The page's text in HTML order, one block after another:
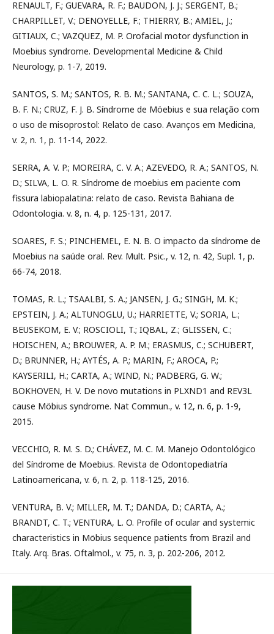
RENAULT, F.; GUEVARA, R. F.; BAUDON, J. J.; SERGENT, B.;
CHARPILLET, V.; DENOYELLE, F.; THIERRY, B.; AMIEL, J.;
GITIAUX, C.; VAZQUEZ, M. P. Orofacial motor dysfunction in
Moebius syndrome. Developmental Medicine & Child
Neurology, p. 1-7, 2019.
SANTOS, S. M.; SANTOS, R. B. M.; SANTANA, C. C. L.; SOUZA,
B. F. N.; CRUZ, F. J. B. Síndrome de Möebius e sua relação com
o uso de misoprostol: Relato de caso. Avanços em Medicina,
v. 2, n. 1, p. 11-14, 2022.
SERRA, A. V. P.; MOREIRA, C. V. A.; AZEVEDO, R. A.; SANTOS, N.
D.; SILVA, L. O. R. Síndrome de moebius em paciente com
fissura labiopalatina: relato de caso. Revista Bahiana de
Odontologia. v. 8, n. 4, p. 125-131, 2017.
SOARES, F. S.; PINCHEMEL, E. N. B. O impacto da síndrome de
Moebius na saúde oral. Rev. Mult. Psic., v. 12, n. 42, Supl. 1, p.
66-74, 2018.
TOMAS, R. L.; TSAALBI, S. A.; JANSEN, J. G.; SINGH, M. K.;
EPSTEIN, J. A.; ALTUNOGLU, U.; HARRIETTE, V.; SORIA, L.;
BEUSEKOM, E. V.; ROSCIOLI, T.; IQBAL, Z.; GLISSEN, C.;
HOISCHEN, A.; BROUWER, A. P. M.; ERASMUS, C.; SCHUBERT,
D.; BRUNNER, H.; AYTÉS, A. P.; MARIN, F.; AROCA, P.;
KAYSERILI, H.; CARTA, A.; WIND, N.; PADBERG, G. W.;
BOKHOVEN, H. V. De novo mutations in PLXND1 and REV3L
cause Möbius syndrome. Nat Commun., v. 12, n. 6, p. 1-9,
2015.
VECCHIO, R. M. S. D.; CHÁVEZ, M. C. M. Manejo Odontológico
del Síndrome de Moebius. Revista de Odontopediatría
Latinoamericana, v. 6, n. 2, p. 118-125, 2016.
VENTURA, B. V.; MILLER, M. T.; DANDA, D.; CARTA, A.;
BRANDT, C. T.; VENTURA, L. O. Profile of ocular and systemic
characteristics in Möbius sequence patients from Brazil and
Italy. Arq. Bras. Oftalmol., v. 75, n. 3, p. 202-206, 2012.